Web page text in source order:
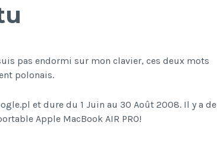
pas endormi sur mon clavier, ces deux mots
polonais.
et dure du 1 Juin au 30 Août 2008. Il y a de
Apple MacBook AIR PRO!